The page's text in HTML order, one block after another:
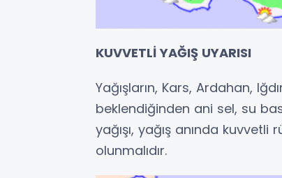
KUVVETLİ YAĞIŞ UYARISI
Yağışların, Kars, Ardahan,
beklendiğinden ani sel, su
yağışı, yağış anında
olunmalıdır.